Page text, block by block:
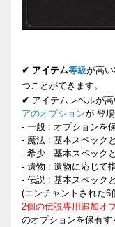
✔ アイテム等級が高
つことができます。
✔ アイテムレベルが
アのオプションが 登場
- 一般 : オプションを
- 魔法 : 基本スペックと
- 希少 : 基本スペックと
- 遺物 : 遺物に応じて
- 伝説 : 基本スペックと
(エンチャントされた6
2個の伝説専用追加オ
のオプションを保有す